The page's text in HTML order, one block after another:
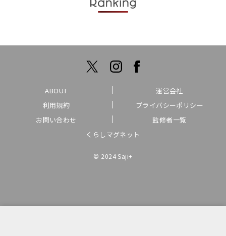
ABOUT
運営会社
利用規約
プライバシーポリシー
お問い合わせ
監修者一覧
くらしマグネット
© 2024 Saji+